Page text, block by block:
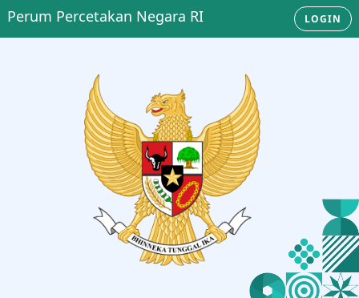
Perum Percetakan Negara RI LOGIN